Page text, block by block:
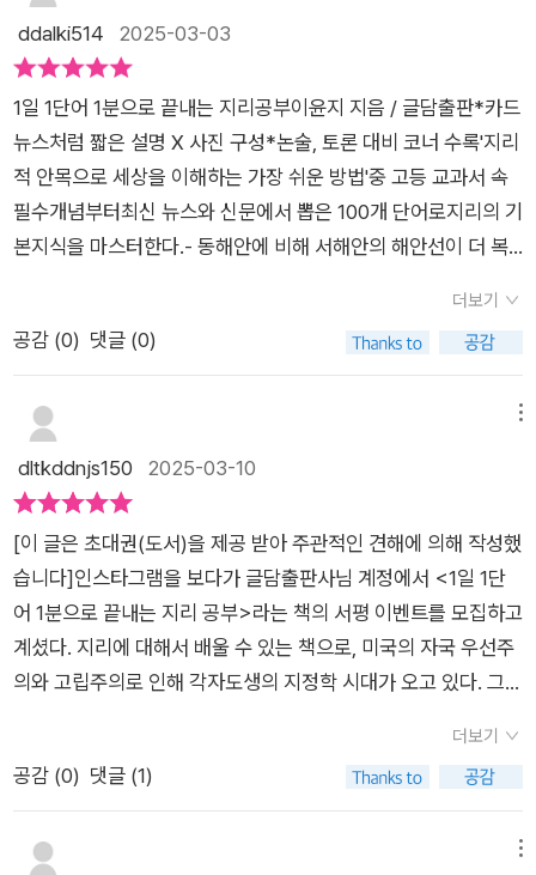
회경제적 조건이 재난의 피해 규모를 결정한다는 사실은 지리의
계적 이슈도 지리적 관점에서 풀어낸다. 아프리카의 영토 분쟁을
설명하며 “식민 국가들이 독립하는 과정에서 부족, 종교 등의 문
화적 특성을 무시한 채 강대국의 이해관계에 따라 국경선을 설정
했기 때문에 곳곳에서 분쟁이 발생하고 지금도 끊임없이 난민이
발생하고 있다”고 분석한다(136쪽). 또한, 자연재해가 가난한 사
람들에게 더 큰 피해를 준다는 점을 강조하며, “아이티 대지진으
로 숨진 이들은 대부분 슬럼가나 빈농 지역에 사는 사람들이었
자연 현상이 아니라, 사회적 불평등과도 연결된 학문이라는 점을
일깨운다. 이 책은 복잡한 이론이나 전문 용어를 최소화하고 쉬
운 표현과 다양한 시각 자료를 활용해 누구나 부담 없이 접근할
수 있도록 했다. 또한, 한 주제당 2쪽의 간결한 분량으로 핵심 개
념을 설명해 바쁜 현대인들도 부담 없이 읽을 수 있다. 2028년
수능부터 통합사회 영역에서 지리가 40%를 차지한다는 실용적
인 정보도 담고 있어 학생들에게도 유용하다. 저자가 말하듯 '지
리적 안목을 키운다는 것은 곧 세상에 대해 관심을 갖는다는 것과
같다.' 이 책은 우리가 무심코 지나치는 일상 속에서 지리적 상상
서이다. 이 책을 읽고 나면 뉴스 속 국제 분쟁, 환경 문제, 경제 변
화까지 더욱 깊이 이해하게 될 것이다.“출판사에서 도서를 지원
받아 작성하였습니다.”#1일1단어1분으로끝내는지리공부 #이윤
지 #글담출판사 #111시리즈 #지리공부 #지리교사 #통합사회 #
다. 뭔가 뜨거운 것이 올라오는 듯한 느낌이었고 난 참 부지런히
우리의 땅을 밟기 위해 노력했던 것 같다. 이렇게 시작해서 열심
히 공부해온 '지리'라는 과목이 나는 참 좋다. 내가 좋아하는 것을
다른 사람도 좋아하면 그것도 좋지 않은가? 그래서 지리에 관한
책을 쓴 작가님이 참 좋다. 지리 책을 출판해 준 출판사도 좋
고... 내용은 말해 무엇하랴? 혹시 내 서평을 읽을 고등학교 1학년
학생이 있을까 해서 통합사회 학습에 이책이 줄 도움에 대해 좀
요소를 배제하고 수능을 생각하면 안 될 일이다. 헌데 선배들에게
물어보라. 지리과목은 단숨에 외워서 성적이 향상되는 과목이 아
니다. 하지만 꾸준하게 개념을 익히고 그 개념을 이해하기 위해
다양한 사례를 접하고 지역적인 접근을 통해 각 지역의 지역성을
운 과목이 된다. 그럼 그 시간을 아껴 부족한 다른 과목을 공부하
않으면 바로 성적이 하락하거나 당일 문제도 엉키고 꼬인 문제라
면 아무리 열심히 공부했어도 쉽게 답을 내어주지 않는 다른 과목
과는 다르다는 이야기를 하고 싶다. 영어단어를 꾸준하게 공부하
듯 1일 1 단어 1분으로 끝내는 지리 공부라는 콘셉트는 아마 이러
한 지리 과목의 특성을 잘 알고 있기에 정해진 멋진 책 제목이라
고 생각된다. 하루 매일 하나의 개념을 익히는 것은 지구력도 있
어야 하지만 하나하나 재미와 매력이 없다면 쉽지 않은 것을 알기
적절하게 지켜가면서 재미있게 구성한 작가님의 고민이 아주 잘
0가지의 지리와 관련된 개념을 설명하고 있다. 그리고 각 장이 끝
날 때마다 ‘지리로 세상 읽기’라는 부분을 제시하여 추가로 지리
이 이 책은 다양한 주제와 지리를 연계하여 소개한다. 지리는 단
순히 지도를 읽는 기술이나 산과 강의 이름을 외우는 학문이 아니
라는 저자의 말이 기억에 남는다. 사실 이 책을 읽기 전에 지리에
대해 가진 내 생각이 저자가 아니라고 한 부분과 같았기 때문이
다. 이 책을 읽으면 자연과 인간의 상호 작용, 세계 시민으로서의
안목, 인구와 도시, 경제, 재해, 환경에 대한 시각이 넓어지게 된
다. 정말 유익한 내용들로 가득하다. 손쉽게 얻은 정보는 잊어버
는 성취감은 이루 말할 수 없을 것이다. 지리에 대해 관심이 있든
없든 누구에게나 1독을 강력하게 권하고 싶다. 학생들에게도 좋
지만 나와 같은 어른들에게도 무척이나 유익하다고 생각한다. 지
리뿐만 아니라 우리가 꼭 알아야 할 다양한 개념들에 대해 배우고
익히는 시간이 될 것이다. 또 재미도 있다.
ddalki514 2025-03-03
1일 1단어 1분으로 끝내는 지리공부이윤지 지음 / 글담출판*카드
뉴스처럼 짧은 설명 X 사진 구성*논술, 토론 대비 코너 수록'지리
적 안목으로 세상을 이해하는 가장 쉬운 방법'중 고등 교과서 속
필수개념부터최신 뉴스와 신문에서 뽑은 100개 단어로지리의 기
본지식을 마스터한다.- 동해안에 비해 서해안의 해안선이 더 복
까?- 인구 절벽이 장기화되면 어떤 문제가 생길까?- 달에도 국경
이 생길 수 있을까?------------------------------------------
끝내는 지리공부!이 책을 읽으며 그동안 내가 지리라는 단어에 대
해굉장히 협소한 뜻으로만 생각했다는걸 깨달을 수 있었다저자
는 지리가 단순히 지도를 읽는 기술이나산과 강의 이름을 외우는
가 그 속에서 살아가는 우리가세상을 바라보는 안목을 넓히는 일
이라고 이야기한다우리가 일상 속에서 늘 접하지만 설명하기 쉽
지 않은각각의 지리 개념들을 쉽게 이해할 수 있도록110편의 재
미있는 이야기들이 들어있는데학생들뿐 아니라 어른들도 쉽고
재미있게지리에 대해 이해할 수 있게 도와준다지리적 사고를 할
때 가장 필수가 되는 기본 개념들을10가지 주제로 나누었는데지
형, 기후, 문화, 인구, 도시,정치, 경제, 재해, 환경, 지도총 10장으
제목들만 읽어도 흥미진진함이 한가득 느껴지는데책을 읽으며
더보기
공감 (0) 댓글 (0)
dltkddnjs150 2025-03-10
[이 글은 초대권(도서)을 제공 받아 주관적인 견해에 의해 작성했
습니다]​​인스타그램을 보다가 글담출판사님 계정에서 <1일 1단
어 1분으로 끝내는 지리 공부>라는 책의 서평 이벤트를 모집하고
계셨다. 지리에 대해서 배울 수 있는 책으로, 미국의 자국 우선주
의와 고립주의로 인해 각자도생의 지정학 시대가 오고 있다. 그래
어서 서평 이벤트를 신청했고 당첨되어서 책을 받게 되었다! 감사
합니다.^^ 글담출판사님.^^ ​​책의 저자-이윤지여행과 신문 읽기
를 좋아했던 학창시절을 보내고 가장 바랐던 꿈을 이뤄 지리교사
가 되었다. 2008년부터 중고등학교에서 많은 학생들과 지리공
더보기
공감 (0) 댓글 (1)